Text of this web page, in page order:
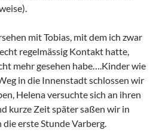
mit Tobias, mit dem ich zwar
regelmässig Kontakt hatte,
mehr gesehen habe….Kinder wie
in die Innenstadt schlossen wir
Helena versuchte sich an ihren
kurze Zeit später saßen wir in
erste Stunde Varberg.